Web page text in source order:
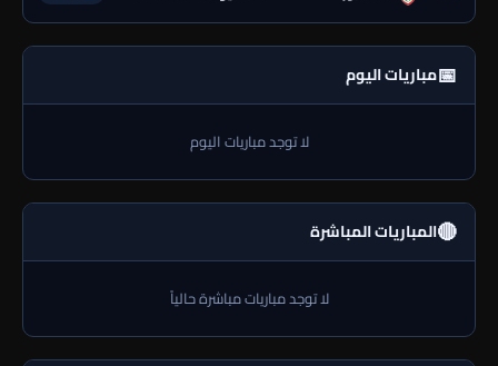
📅مباريات اليوم
لا توجد مباريات اليوم
🔴المباريات المباشرة
لا توجد مباريات مباشرة حالياً